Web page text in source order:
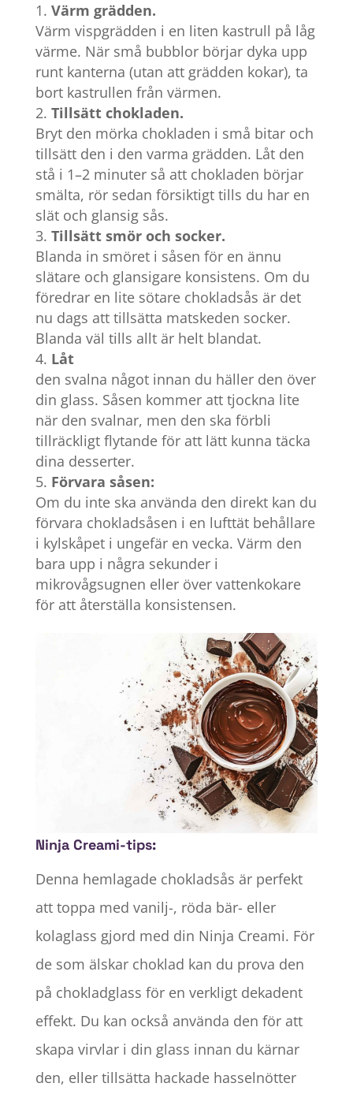
Värm grädden.
Värm vispgrädden i en liten kastrull på låg
värme. När små bubblor börjar dyka upp
runt kanterna (utan att grädden kokar), ta
bort kastrullen från värmen.
Tillsätt chokladen.
Bryt den mörka chokladen i små bitar och
tillsätt den i den varma grädden. Låt den
stå i 1–2 minuter så att chokladen börjar
smälta, rör sedan försiktigt tills du har en
slät och glansig sås.
Tillsätt smör och socker.
Blanda in smöret i såsen för en ännu
slätare och glansigare konsistens. Om du
föredrar en lite sötare chokladsås är det
nu dags att tillsätta matskeden socker.
Blanda väl tills allt är helt blandat.
Låt
den svalna något innan du häller den över
din glass. Såsen kommer att tjockna lite
när den svalnar, men den ska förbli
tillräckligt flytande för att lätt kunna täcka
dina desserter.
Förvara såsen:
Om du inte ska använda den direkt kan du
förvara chokladsåsen i en lufttät behållare
i kylskåpet i ungefär en vecka. Värm den
bara upp i några sekunder i
mikrovågsugnen eller över vattenkokare
för att återställa konsistensen.
Ninja Creami-tips:
Denna hemlagade chokladsås är perfekt
att toppa med vanilj-, röda bär- eller
kolaglass gjord med din Ninja Creami. För
de som älskar choklad kan du prova den
på chokladglass för en verkligt dekadent
effekt. Du kan också använda den för att
skapa virvlar i din glass innan du kärnar
den, eller tillsätta hackade hasselnötter